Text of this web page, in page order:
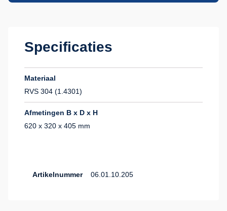
Specificaties
Materiaal
RVS 304 (1.4301)
Afmetingen B x D x H
620 x 320 x 405 mm
Artikelnummer 06.01.10.205